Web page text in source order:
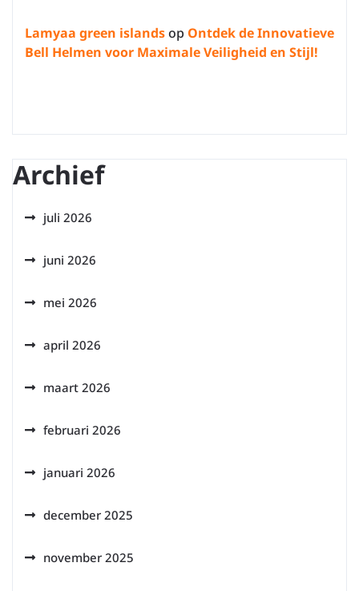
Lamyaa green islandsop Ontdek de Innovatieve
Bell Helmen voor Maximale Veiligheid en Stijl!
Archief
juli 2026
juni 2026
mei 2026
april 2026
maart 2026
februari 2026
januari 2026
december 2025
november 2025